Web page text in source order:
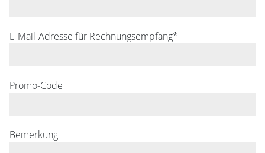
E-Mail-Adresse für Rechnungsempfang*
Promo-Code
Bemerkung